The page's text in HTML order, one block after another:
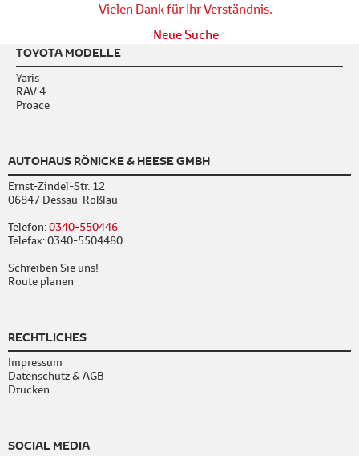
Vielen Dank für Ihr Verständnis.
Neue Suche
TOYOTA MODELLE
Yaris
RAV 4
Proace
AUTOHAUS RÖNICKE & HEESE GMBH
Ernst-Zindel-Str. 12
06847 Dessau-Roßlau
Telefon:0340-550446
Telefax: 0340-5504480
Schreiben Sie uns!
Route planen
RECHTLICHES
Impressum
Datenschutz & AGB
Drucken
SOCIAL MEDIA